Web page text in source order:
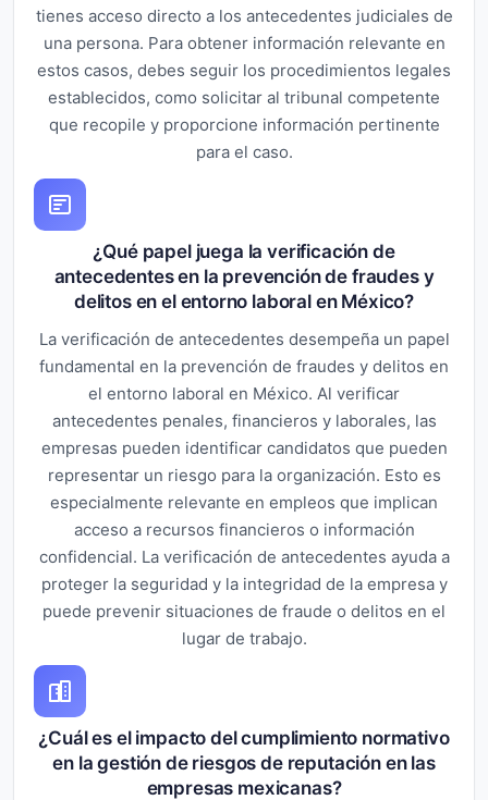
tienes acceso directo a los antecedentes judiciales de
una persona. Para obtener información relevante en
estos casos, debes seguir los procedimientos legales
establecidos, como solicitar al tribunal competente
que recopile y proporcione información pertinente
para el caso.
¿Qué papel juega la verificación de
antecedentes en la prevención de fraudes y
delitos en el entorno laboral en México?
La verificación de antecedentes desempeña un papel
fundamental en la prevención de fraudes y delitos en
el entorno laboral en México. Al verificar
antecedentes penales, financieros y laborales, las
empresas pueden identificar candidatos que pueden
representar un riesgo para la organización. Esto es
especialmente relevante en empleos que implican
acceso a recursos financieros o información
confidencial. La verificación de antecedentes ayuda a
proteger la seguridad y la integridad de la empresa y
puede prevenir situaciones de fraude o delitos en el
lugar de trabajo.
¿Cuál es el impacto del cumplimiento normativo
en la gestión de riesgos de reputación en las
empresas mexicanas?